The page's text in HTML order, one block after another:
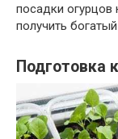
посадки огурцов
получить
Подготовка